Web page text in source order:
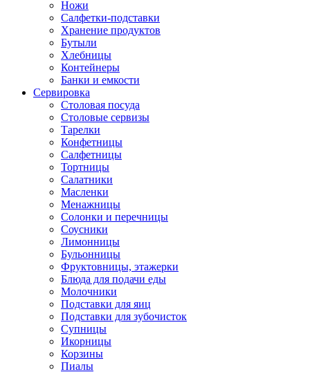
Ножи
Салфетки-подставки
Хранение продуктов
Бутыли
Хлебницы
Контейнеры
Банки и емкости
Сервировка
Столовая посуда
Столовые сервизы
Тарелки
Конфетницы
Салфетницы
Тортницы
Салатники
Масленки
Менажницы
Солонки и перечницы
Соусники
Лимонницы
Бульонницы
Фруктовницы, этажерки
Блюда для подачи еды
Молочники
Подставки для яиц
Подставки для зубочисток
Супницы
Икорницы
Корзины
Пиалы